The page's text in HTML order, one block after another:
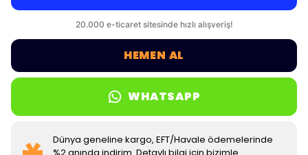
HEMEN AL
WHATSAPP
Dünya geneline kargo, EFT/Havale ödemelerinde